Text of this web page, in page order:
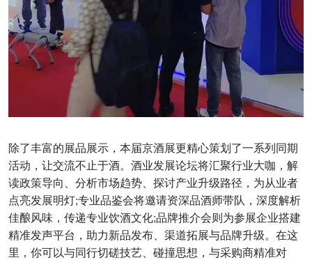
除了丰富的展品展示，本届京酒展更精心策划了一系列同期
活动，让交流不止于酒。酒业发展论坛将汇聚行业大咖，解
读政策导向、分析市场趋势、探讨产业升级路径，为从业者
点亮发展明灯;专业品鉴会将邀请资深品酒师带队，深度解析
佳酿风味，传递专业饮酒文化;品牌推介会则为参展企业搭建
精准发声平台，助力新品发布、渠道拓展与品牌升级。在这
里，你可以与同行切磋技艺、碰撞思想，与采购商精准对